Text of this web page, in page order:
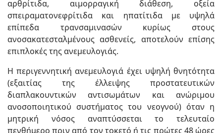
αρθρίτιδα, αιμορραγική διάθεση, οξεία
σπειραματονεφρίτιδα και ηπατίτιδα με υψηλά
επίπεδα τρανσαμινασών κυρίως στους
ανοσακατεσταλμένους ασθενείς, αποτελούν επίσης
επιπλοκές της ανεμευλογιάς.
Η περιγεννητική ανεμευλογιά έχει υψηλή θνητότητα
(εξαιτίας της έλλειψης προστατευτικών
διαπλακουντικών αντισωμάτων και ανώριμου
ανοσοποιητικού συστήματος του νεογνού) όταν η
μητρική νό­σος αναπτύσσεται το τελευταίο
πενθήμερο πριν από τον τοκετό ή τις πρώτες 48 ώρες